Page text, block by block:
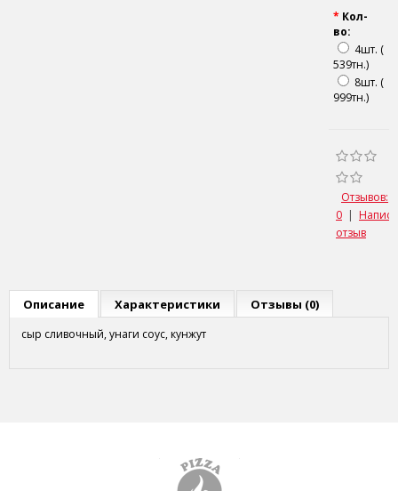
* Кол-
во:
4шт. (
539тн.)
8шт. (
999тн.)
Отзывов:
0 |
отзыв
Описание Характеристики Отзывы (0)
сыр сливочный, унаги соус, кунжут